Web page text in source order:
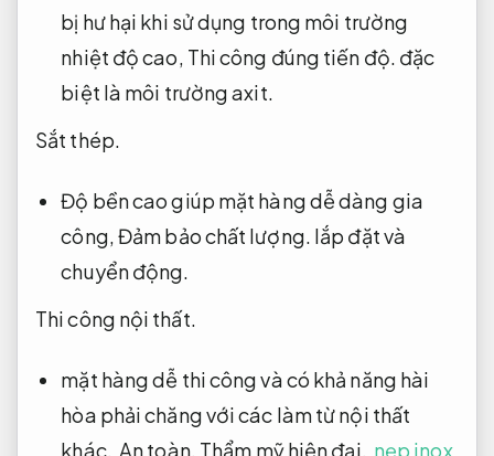
bị hư hại khi sử dụng trong môi trường
nhiệt độ cao, Thi công đúng tiến độ. đặc
biệt là môi trường axit.
Sắt thép.
Độ bền cao giúp mặt hàng dễ dàng gia
công,Đảm bảo chất lượng. lắp đặt và
chuyển động.
Thi công nội thất.
mặt hàng dễ thi công và có khả năng hài
hòa phải chăng với các làm từ nội thất
khác.An toàn. Thẩm mỹ hiện đại. nẹp inox